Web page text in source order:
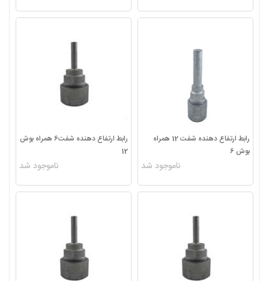
رابط ارتفاع دهنده شفت 12 همراه
بوش 6
ناموجود شد
رابط ارتفاع دهنده شفت6 همراه بوش
12
ناموجود شد